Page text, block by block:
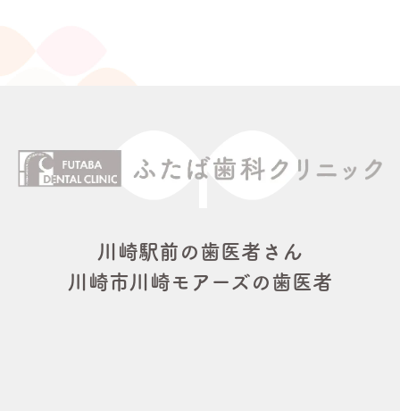
川崎駅前の歯医者さん
川崎市川崎モアーズの歯医者